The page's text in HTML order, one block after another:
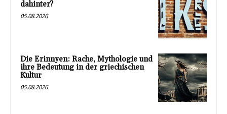
dahinter?
05.08.2026
Die Erinnyen: Rache, Mythologie und
ihre Bedeutung in der griechischen
Kultur
05.08.2026